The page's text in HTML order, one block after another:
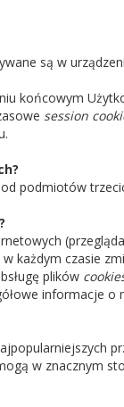
są w
końcowym
session
podmiotów
każdym czasie
plików
informacje
w znacznym